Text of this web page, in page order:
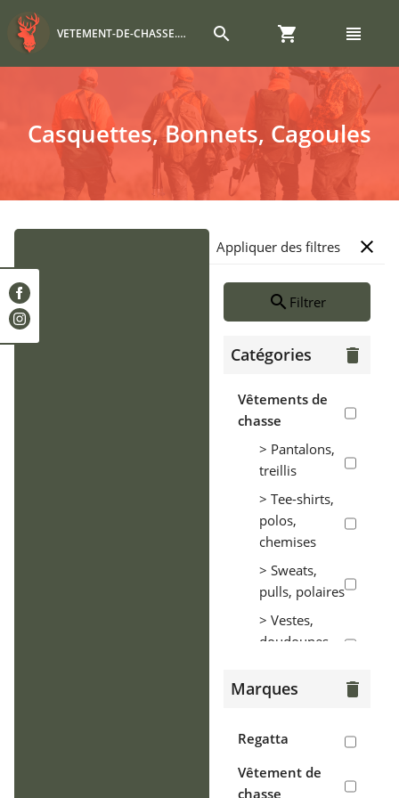
VETEMENT-DE-CHASSE.COM search shopping_cart view_headline
Casquettes, Bonnets, Cagoules
Appliquer des filtres close
search Filtrer
Catégories delete
Vêtements de
chasse
> Pantalons,
treillis
> Tee-shirts,
polos,
chemises
> Sweats,
pulls, polaires
> Vestes,
doudounes,
> Coupe-vent,
pluie
> Gilets
Marques delete
Regatta
Vêtement de
chasse